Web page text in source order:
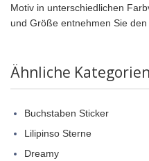
Motiv in unterschiedlichen
und Größe entnehmen Sie den
Ähnliche Kategorien
Buchstaben Sticker
Lilipinso Sterne
Dreamy